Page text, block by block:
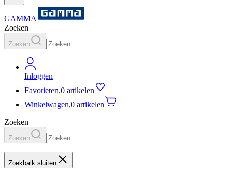
GAMMA
Zoeken
Zoeken
Inloggen
Favorieten,0 artikelen
Winkelwagen,0 artikelen
Zoeken
Zoeken
Zoekbalk sluiten